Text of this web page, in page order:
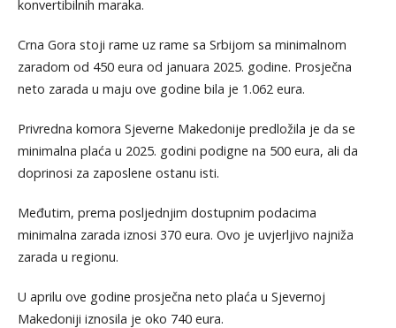
konvertibilnih maraka.
Crna Gora stoji rame uz rame sa Srbijom sa minimalnom
zaradom od 450 eura od januara 2025. godine. Prosječna
neto zarada u maju ove godine bila je 1.062 eura.
Privredna komora Sjeverne Makedonije predložila je da se
minimalna plaća u 2025. godini podigne na 500 eura, ali da
doprinosi za zaposlene ostanu isti.
Međutim, prema posljednjim dostupnim podacima
minimalna zarada iznosi 370 eura. Ovo je uvjerljivo najniža
zarada u regionu.
U aprilu ove godine prosječna neto plaća u Sjevernoj
Makedoniji iznosila je oko 740 eura.